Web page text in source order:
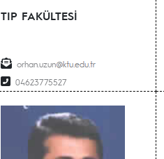
TIP FAKÜLTESİ
orhan.uzun
04623775527